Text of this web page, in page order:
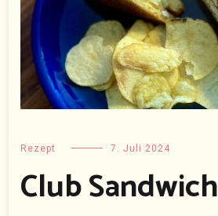
Rezept 7. Juli 2024
Club Sandwich